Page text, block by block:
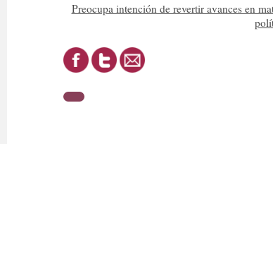
Preocupa intención de revertir avances en